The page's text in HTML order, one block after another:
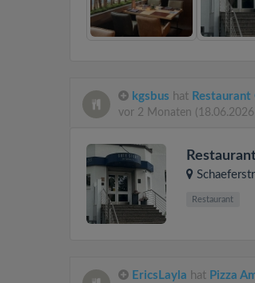
kgsbus hat
vor 2 Monaten
Restaurant
EricsLayla hat Pizza